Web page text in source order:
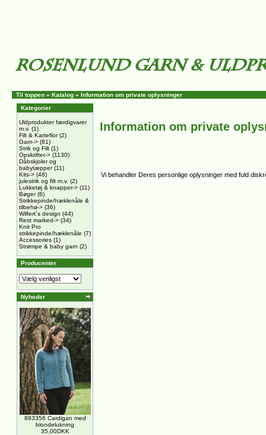
Til toppen » Katalog » Information om private oplysninger
Kategorier
Uldprodukter færdigvarer
m.v. (1)
Filt & Karteflor(2)
Garn-> (81)
Strik og Filt (1)
Opskrifter-> (1130)
Dåbskjoler og
babytæpper(11)
Kits-> (48)
julestrik og filt m.v. (2)
Lukketøj & knapper-> (11)
Bøger(6)
Strikkepinde/hæklenåle &
tilbehø-> (36)
Wilfert´s design (44)
Rest marked-> (34)
Knit Pro
strikkepinde/hæklenåle (7)
Accessories (1)
Strømpe & baby garn (2)
Producenter
Nyheder
893356 Cardigan med
blondelukning
35,00DKK
Information om private
Vi behandler Deres personlige oplysninger med fuld